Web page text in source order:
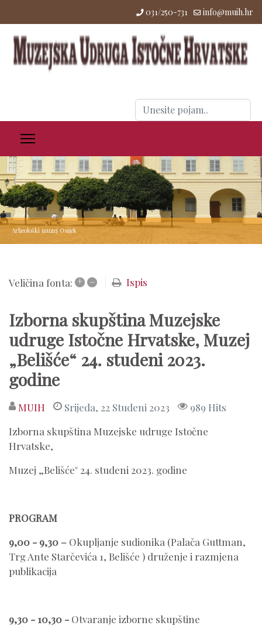
031/250-731 info@muih.hr
Traži
...
Arheološki muzej Osijek
Veličina fonta: + – Ispis
Izborna skupština Muzejske
udruge Istočne Hrvatske, Muzej
„Belišće“ 24. studeni 2023.
godine
MUIH Srijeda, 22 Studeni 2023
989 Hits
Izborna skupština Muzejske udruge Istočne
Hrvatske,
Muzej „Belišće" 24. studeni 2023. godine
PROGRAM
9,00 - 9,30 – Okupljanje sudionika (Palača Guttman,
Trg Ante Starčevića 1, Belišće ) druženje i razmjena
publikacija
9,30 - 10,30 - Otvaranje izborne skupštine